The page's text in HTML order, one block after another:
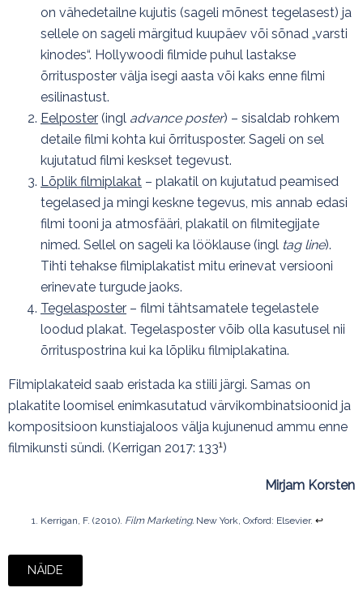
on vähedetailne kujutis (sageli mõnest tegelasest) ja
sellele on sageli märgitud kuupäev või sõnad „varsti
kinodes“. Hollywoodi filmide puhul lastakse
õrritusposter välja isegi aasta või kaks enne filmi
esilinastust.
Eelposter (ingl advance poster) – sisaldab rohkem
detaile filmi kohta kui õrritusposter. Sageli on sel
kujutatud filmi keskset tegevust.
Lõplik filmiplakat – plakatil on kujutatud peamised
tegelased ja mingi keskne tegevus, mis annab edasi
filmi tooni ja atmosfääri, plakatil on filmitegijate
nimed. Sellel on sageli ka lööklause (ingl tag line).
Tihti tehakse filmiplakatist mitu erinevat versiooni
erinevate turgude jaoks.
Tegelasposter – filmi tähtsamatele tegelastele
loodud plakat. Tegelasposter võib olla kasutusel nii
õrrituspostrina kui ka lõpliku filmiplakatina.
Filmiplakateid saab eristada ka stiili järgi. Samas on
plakatite loomisel enimkasutatud värvikombinatsioonid ja
kompositsioon kunstiajaloos välja kujunenud ammu enne
filmikunsti sündi. (Kerrigan 2017: 1331)
Mirjam Korsten
Kerrigan, F. (2010). Film Marketing. New York, Oxford: Elsevier. ↩︎
NÄIDE